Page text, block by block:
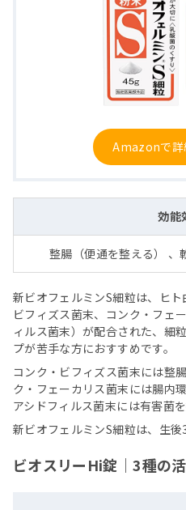
Amazonで詳
効能
整腸（便通を整える） 、
新ビオフェルミンS細粒は、ヒ
ビフィズス菌末、コンク・フェ
ィルス菌末）が配合された、細
プが苦手な方におすすめです。
コンク・ビフィズス菌末には整
ク・フェーカリス菌末には腸内
アシドフィルス菌末には有害菌
新ビオフェルミンS細粒は、生後
ビオスリーHi錠｜3種の